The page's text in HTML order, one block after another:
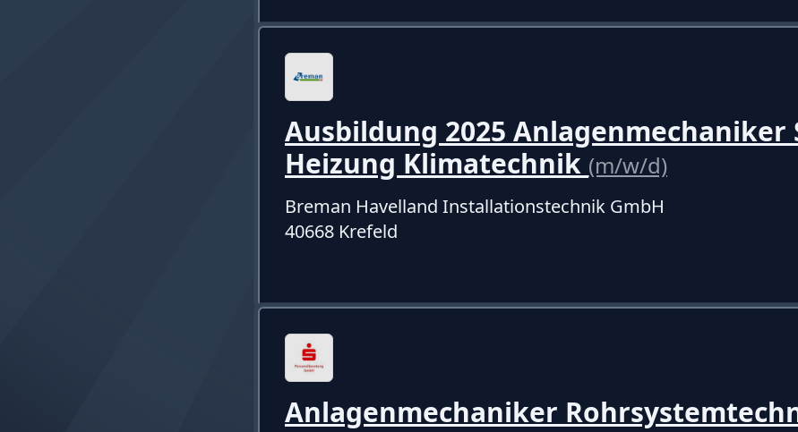
Ausbildung 2025 Anlagenmechaniker
Heizung Klimatechnik (m/w/d)
Breman Havelland Installationstechnik GmbH
40668 Krefeld
Anlagenmechaniker